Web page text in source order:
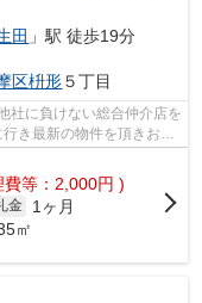
田 」駅 徒歩19分
区枡形５丁目
社に負けない総合仲介店を
き最新の物件を頂きお客
費等：2,000円 )
金
1ヶ月
㎡